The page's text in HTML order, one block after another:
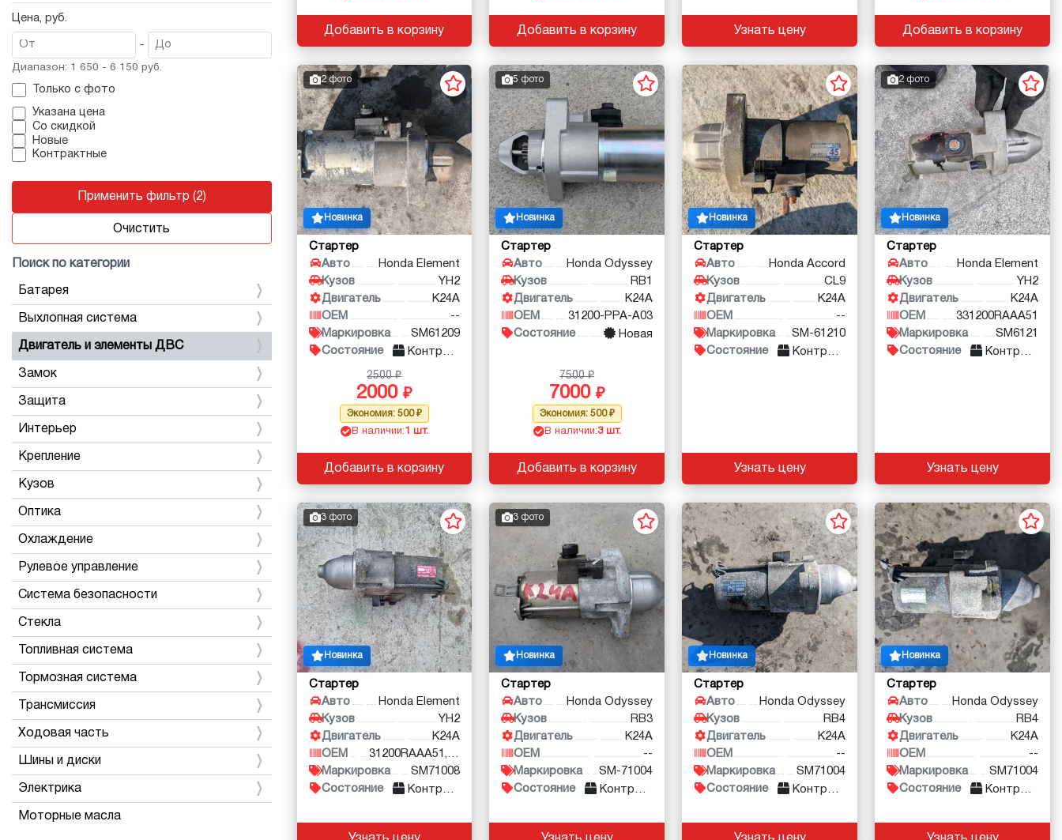
Цена, руб.
-
Диапазон: 1 650 - 6 150 руб.
Только с фото
Указана цена
Со скидкой
Новые
Контрактные
Применить фильтр (2)
Очистить
Поиск по категории
Батарея
Выхлопная система
Двигатель и элементы ДВС
Замок
Защита
Интерьер
Крепление
Кузов
Оптика
Охлаждение
Рулевое управление
Система безопасности
Стекла
Топливная система
Тормозная система
Трансмиссия
Ходовая часть
Шины и диски
Электрика
Моторные масла
Добавить в корзину Добавить в корзину Узнать цену Добавить в корзину
2 фото
Новинка
Стартер
Авто
Honda Element
Кузов
YH2
Двигатель
K24A
OEM
--
Маркировка
SM61209
Состояние
Контракт
2500
2000
Экономия: 500
В наличии:1 шт.
Добавить в корзину
5 фото
Новинка
Стартер
Авто
Honda Odyssey
Кузов
RB1
Двигатель
K24A
OEM
31200-PPA-A03
Состояние
Новая
7500
7000
Экономия: 500
В наличии:3 шт.
Добавить в корзину
Новинка
Стартер
Авто
Honda Accord
Кузов
CL9
Двигатель
K24A
OEM
--
Маркировка
SM-61210
Состояние
Контракт
Узнать цену
2 фото
Новинка
Стартер
Авто
Honda Element
Кузов
YH2
Двигатель
K24A
OEM
331200RAAA51
Маркировка
SM6121
Состояние
Контракт
Узнать цену
3 фото
Новинка
Стартер
Авто
Honda Element
Кузов
YH2
Двигатель
K24A
OEM
31200RAAA51, 31200RA
Маркировка
SM71008
Состояние
Контракт
3 фото
Новинка
Стартер
Авто
Honda Odyssey
Кузов
RB3
Двигатель
K24A
OEM
--
Маркировка
SM-71004
Состояние
Контракт
Новинка
Стартер
Авто
Honda Odyssey
Кузов
RB4
Двигатель
K24A
OEM
--
Маркировка
SM71004
Состояние
Контракт
Новинка
Стартер
Авто
Honda Odyssey
Кузов
RB4
Двигатель
K24A
OEM
--
Маркировка
SM71004
Состояние
Контракт